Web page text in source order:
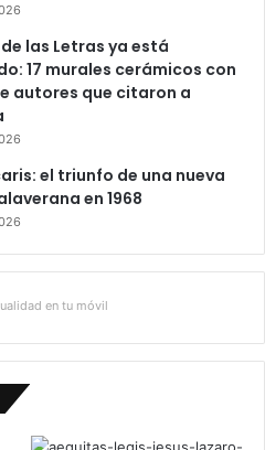
de las Letras ya está
17 murales cerámicos con
autores que citaron a
el triunfo de una nueva
en 1968
en tu móvil